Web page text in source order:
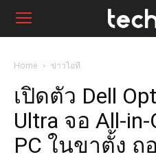
Home ข่าวไอที
เปิดตัว Dell
Ultra จอ All-
PC ในขาตั้ง ถ